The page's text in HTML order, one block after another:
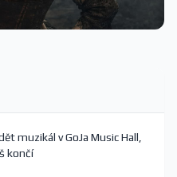
muzikál v GoJa Music Hall,
končí